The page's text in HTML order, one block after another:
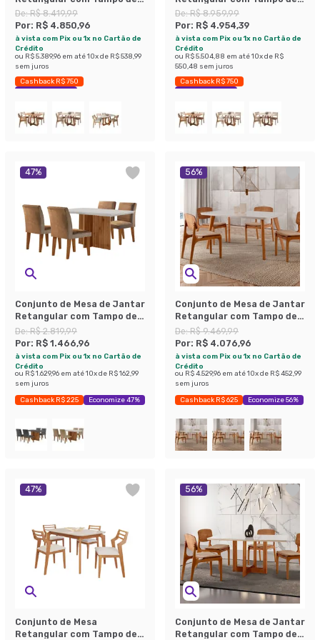
Vidro Off White Bromélia e 4
Cadeiras Oiti Linho Cru e
Madeira 130 cm
De:R$ 8.419,99
Por: R$ 4.850,96
à vista com Pix ou 1x no Cartão de
Crédito
ou R$ 5.389,96 em até10x de R$ 538,99
sem juros
Cashback R$ 750
Economize 42%
Vidro Off White Bromélia e 4
Cadeiras Damasco Linho
Cinza e Madeira 130 cm
De:R$ 8.959,99
Por: R$ 4.954,39
à vista com Pix ou 1x no Cartão de
Crédito
ou R$ 5.504,88 em até10x de R$
550,48 sem juros
Cashback R$ 750
Economize 44%
47%
Conjunto de Mesa de Jantar
Retangular com Tampo de
Vidro Off White Berlim e 4
Cadeiras Bélgica Suede
Animalle Chocolate e
Imbuia
De:R$ 2.819,99
Por: R$ 1.466,96
à vista com Pix ou 1x no Cartão de
Crédito
ou R$ 1.629,96 em até10x de R$ 162,99
sem juros
Cashback R$ 225 Economize 47%
56%
Conjunto de Mesa de Jantar
Retangular com Tampo de
Vidro Off White Prada e 4
Cadeiras Prada Gold Linho
Palha e Imbuia
De:R$ 9.469,99
Por: R$ 4.076,96
à vista com Pix ou 1x no Cartão de
Crédito
ou R$ 4.529,96 em até10x de R$ 452,99
sem juros
Cashback R$ 625 Economize 56%
47%
Conjunto de Mesa
Retangular com Tampo de
56%
Conjunto de Mesa de Jantar
Retangular com Tampo de